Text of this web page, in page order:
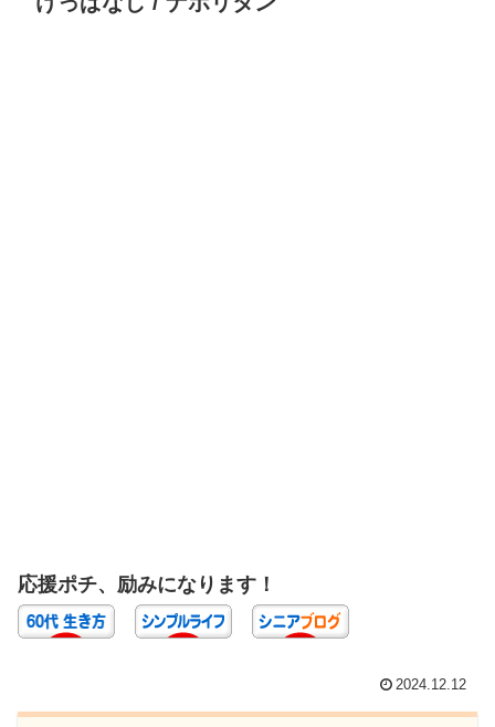
応援ポチ、励みになります！
2024.12.12